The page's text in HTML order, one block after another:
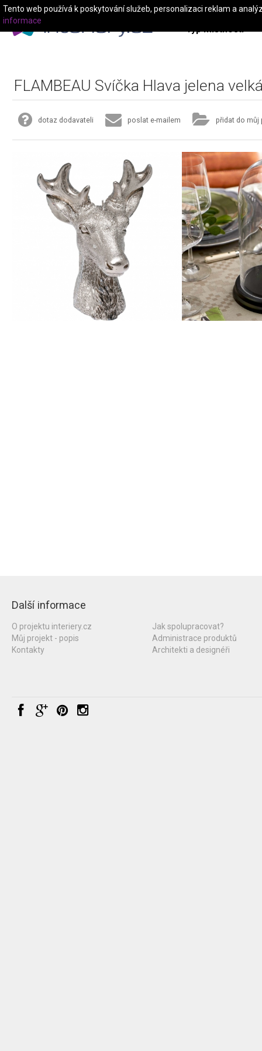
Typ místnosti
FLAMBEAU Svíčka Hlava jelena
dotaz dodavateli poslat e-mailem přidat do můj
Další informace
O projektu interiery.cz
Můj projekt - popis
Kontakty
Jak spolupracovat?
Administrace produktů
Architekti a designéři
Tento web používá k poskytování služeb, personalizaci reklam a
informace